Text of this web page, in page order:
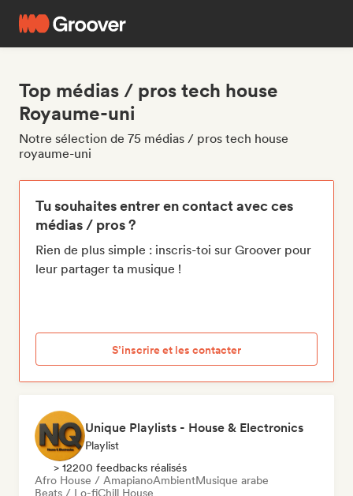
Top médias / pros tech house
Royaume-uni
Notre sélection de 75 médias / pros tech house
royaume-uni
Tu souhaites entrer en contact avec ces
médias / pros ?
Rien de plus simple : inscris-toi sur Groover pour
leur partager ta musique !
S’inscrire et les contacter
Unique Playlists - House & Electronics
Playlist
> 12200 feedbacks réalisés
Afro House / AmapianoAmbientMusique arabe
Beats / Lo-fiChill House